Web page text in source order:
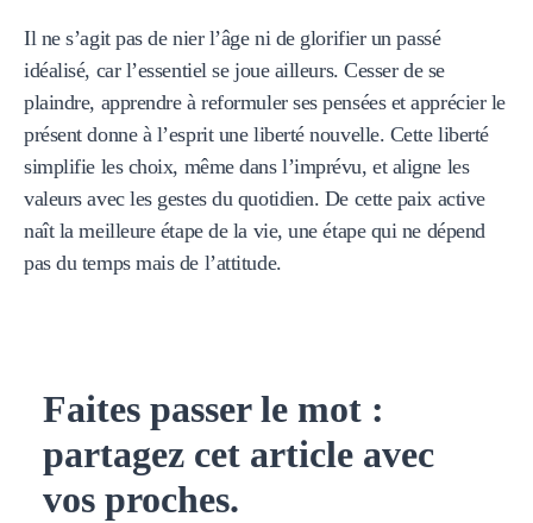
Il ne s’agit pas de nier l’âge ni de glorifier un passé
idéalisé, car l’essentiel se joue ailleurs. Cesser de se
plaindre, apprendre à reformuler ses pensées et apprécier le
présent donne à l’esprit une liberté nouvelle. Cette liberté
simplifie les choix, même dans l’imprévu, et aligne les
valeurs avec les gestes du quotidien. De cette paix active
naît la meilleure étape de la vie, une étape qui ne dépend
pas du temps mais de l’attitude.
Faites passer le mot :
partagez cet article avec
vos proches.